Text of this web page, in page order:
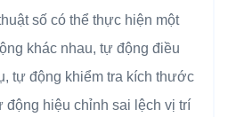
số có thể thực hiện một
khác nhau, tự động điều
tự động khiểm tra kích thước
động hiệu chỉnh sai lệch vị trí